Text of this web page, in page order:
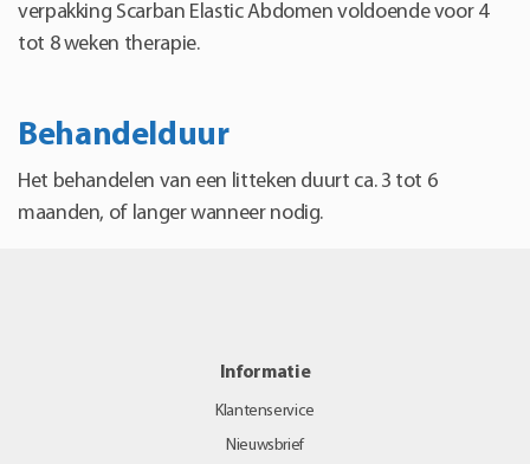
verpakking Scarban Elastic Abdomen voldoende voor 4
tot 8 weken therapie.
Behandelduur
Het behandelen van een litteken duurt ca. 3 tot 6
maanden, of langer wanneer nodig.
Informatie
Klantenservice
Nieuwsbrief